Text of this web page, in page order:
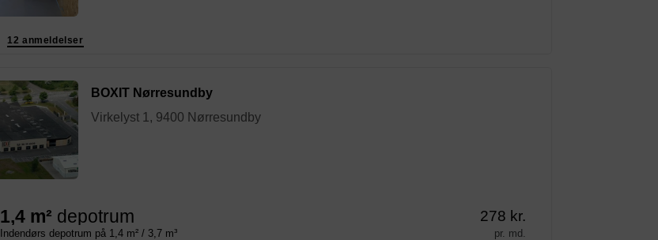
12 anmeldelser
BOXIT Nørresundby
Virkelyst 1, 9400 Nørresundby
1,4 m² depotrum
Indendørs depotrum på 1,4 m² / 3,7 m³
278 kr.
pr. md.